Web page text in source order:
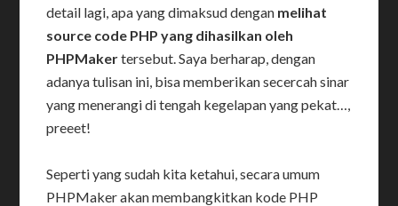
detail lagi, apa yang dimaksud dengan melihat
source code PHP yang dihasilkan oleh
PHPMakertersebut. Saya berharap, dengan
adanya tulisan ini, bisa memberikan secercah sinar
yang menerangi di tengah kegelapan yang pekat…,
preeet!
Seperti yang sudah kita ketahui, secara umum
PHPMaker akan membangkitkan kode PHP